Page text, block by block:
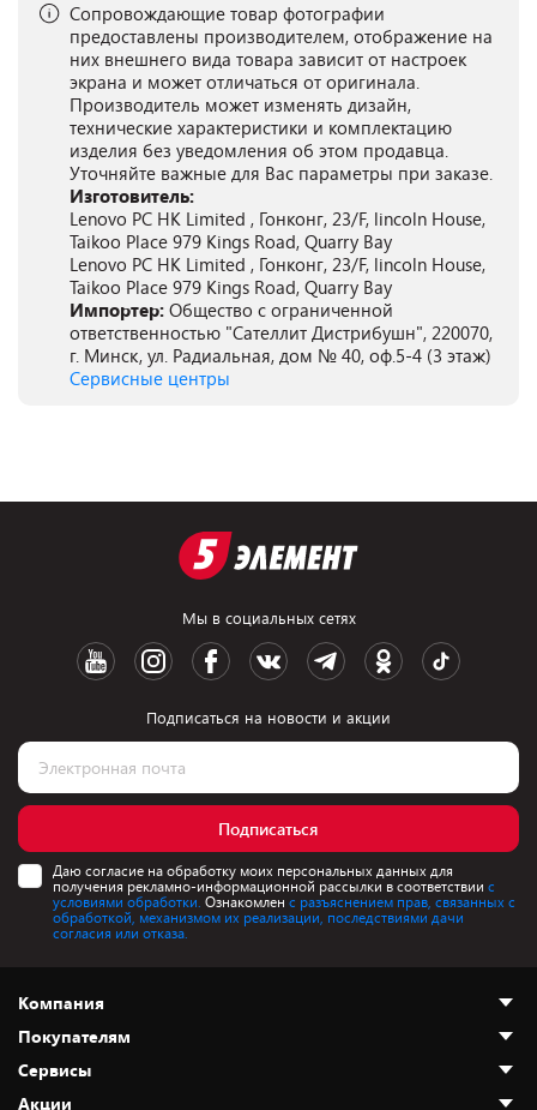
Сопровождающие товар фотографии
предоставлены производителем, отображение на
них внешнего вида товара зависит от настроек
экрана и может отличаться от оригинала.
Производитель может изменять дизайн,
технические характеристики и комплектацию
изделия без уведомления об этом продавца.
Уточняйте важные для Вас параметры при заказе.
Изготовитель:
Lenovo PC HK Limited , Гонконг, 23/F, lincoln House,
Taikoo Place 979 Kings Road, Quarry Bay
Lenovo PC HK Limited , Гонконг, 23/F, lincoln House,
Taikoo Place 979 Kings Road, Quarry Bay
Импортер: Общество с ограниченной
ответственностью "Сателлит Дистрибушн", 220070,
г. Минск, ул. Радиальная, дом № 40, оф.5-4 (3 этаж)
Сервисные центры
Мы в социальных сетях
Подписаться на новости и акции
Подписаться
Даю согласие на обработку моих персональных данных для
получения рекламно-информационной рассылки в соответствии с
условиями обработки. Ознакомлен с разъяснением прав, связанных с
обработкой, механизмом их реализации, последствиями дачи
согласия или отказа.
Компания
О нас
Адреса магазинов
Покупателям
Как сделать заказ
Сервисы
Акции